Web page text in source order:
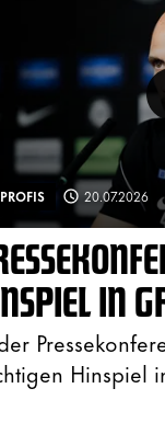
IN
Hinspiel
PROFIS 20.07.2026